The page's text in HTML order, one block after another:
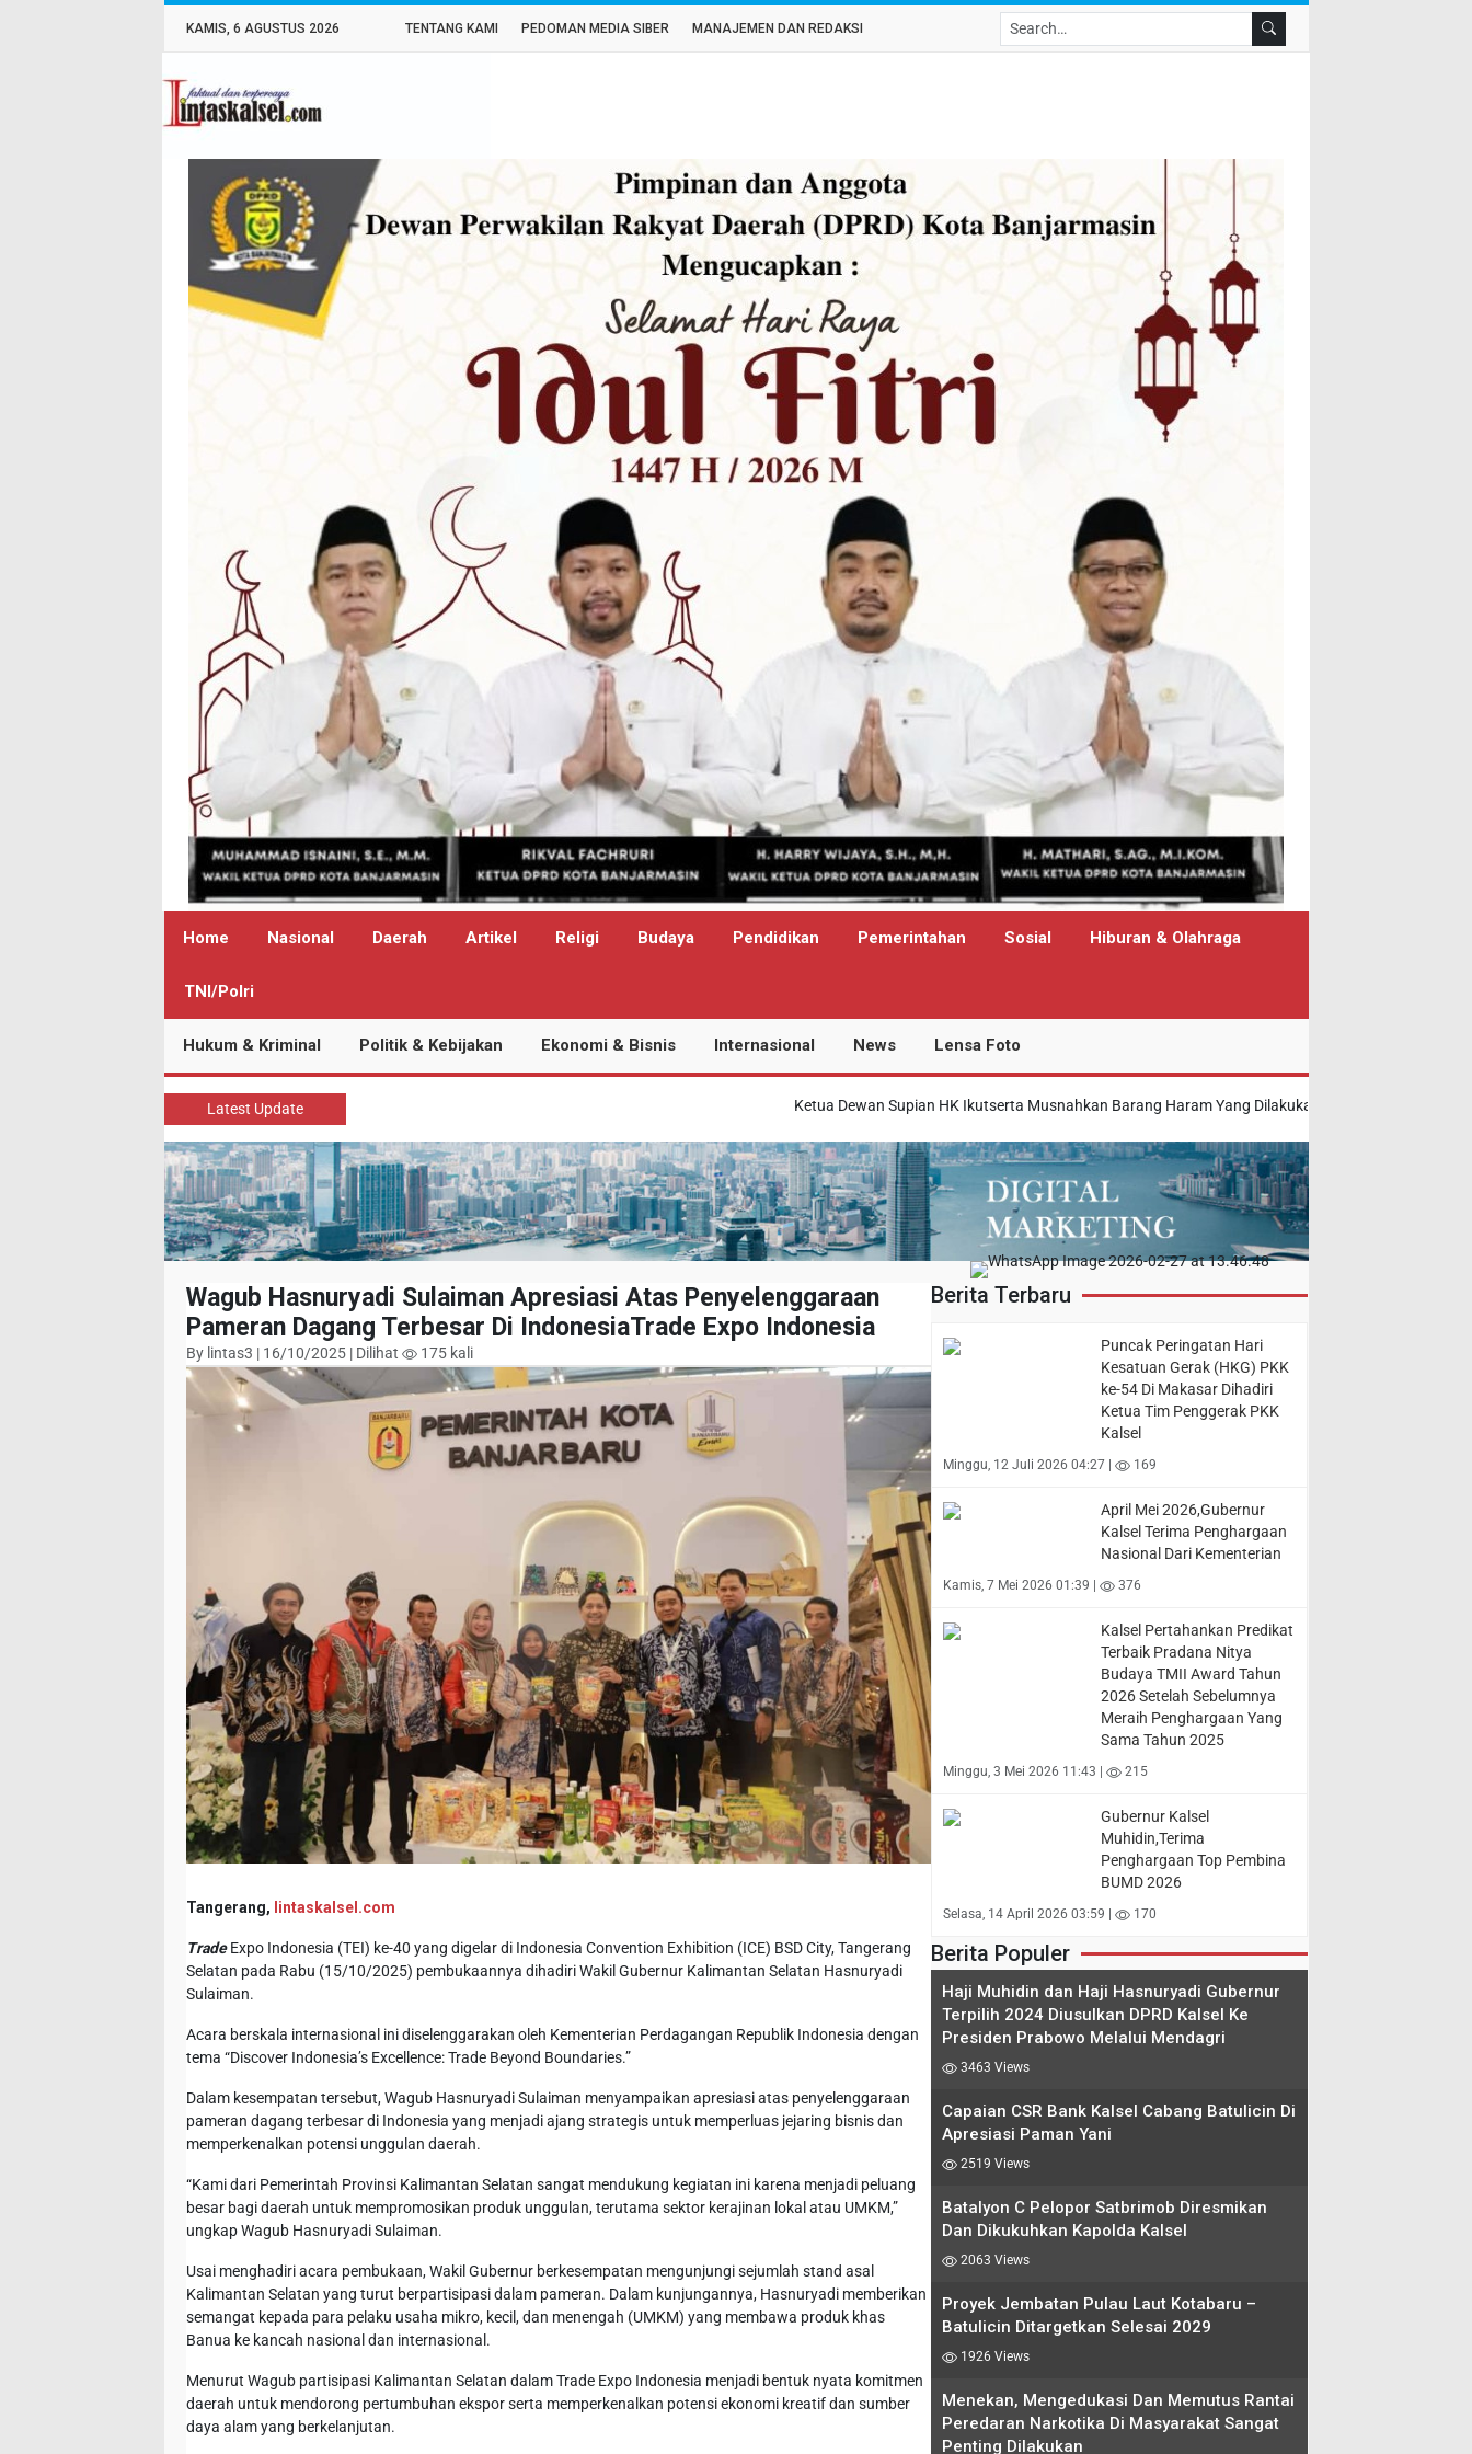
KAMIS, 6 AGUSTUS 2026 TENTANG KAMI PEDOMAN MEDIA SIBER MANAJEMEN DAN REDAKSI
Home Nasional Daerah Artikel Religi Budaya Pendidikan Pemerintahan Sosial Hiburan & Olahraga
TNI/Polri
Hukum & Kriminal Politik & Kebijakan Ekonomi & Bisnis Internasional News Lensa Foto
Latest Update Ketua Dewan Supian HK Ikutserta Musnahkan Barang Haram Yang Dilakukan Polda Kalsel
Wagub Hasnuryadi Sulaiman Apresiasi Atas Penyelenggaraan
Pameran Dagang Terbesar Di IndonesiaTrade Expo Indonesia
By lintas3 | 16/10/2025 | Dilihat 175 kali
Tangerang, lintaskalsel.com
TradeExpo Indonesia (TEI) ke-40 yang digelar di Indonesia Convention Exhibition (ICE) BSD City, Tangerang
Selatan pada Rabu (15/10/2025) pembukaannya dihadiri Wakil Gubernur Kalimantan Selatan Hasnuryadi
Sulaiman.
Acara berskala internasional ini diselenggarakan oleh Kementerian Perdagangan Republik Indonesia dengan
tema “Discover Indonesia’s Excellence: Trade Beyond Boundaries.”
Dalam kesempatan tersebut, Wagub Hasnuryadi Sulaiman menyampaikan apresiasi atas penyelenggaraan
pameran dagang terbesar di Indonesia yang menjadi ajang strategis untuk memperluas jejaring bisnis dan
memperkenalkan potensi unggulan daerah.
“Kami dari Pemerintah Provinsi Kalimantan Selatan sangat mendukung kegiatan ini karena menjadi peluang
besar bagi daerah untuk mempromosikan produk unggulan, terutama sektor kerajinan lokal atau UMKM,”
ungkap Wagub Hasnuryadi Sulaiman.
Usai menghadiri acara pembukaan, Wakil Gubernur berkesempatan mengunjungi sejumlah stand asal
Kalimantan Selatan yang turut berpartisipasi dalam pameran. Dalam kunjungannya, Hasnuryadi memberikan
semangat kepada para pelaku usaha mikro, kecil, dan menengah (UMKM) yang membawa produk khas
Banua ke kancah nasional dan internasional.
Menurut Wagub partisipasi Kalimantan Selatan dalam Trade Expo Indonesia menjadi bentuk nyata komitmen
daerah untuk mendorong pertumbuhan ekspor serta memperkenalkan potensi ekonomi kreatif dan sumber
daya alam yang berkelanjutan.
Berita Terbaru
Puncak Peringatan Hari
Kesatuan Gerak (HKG) PKK
ke-54 Di Makasar Dihadiri
Ketua Tim Penggerak PKK
Kalsel
Minggu, 12 Juli 2026 04:27 | 169
April Mei 2026,Gubernur
Kalsel Terima Penghargaan
Nasional Dari Kementerian
Kamis, 7 Mei 2026 01:39 | 376
Kalsel Pertahankan Predikat
Terbaik Pradana Nitya
Budaya TMII Award Tahun
2026 Setelah Sebelumnya
Meraih Penghargaan Yang
Sama Tahun 2025
Minggu, 3 Mei 2026 11:43 | 215
Gubernur Kalsel
Muhidin,Terima
Penghargaan Top Pembina
BUMD 2026
Selasa, 14 April 2026 03:59 | 170
Berita Populer
Haji Muhidin dan Haji Hasnuryadi Gubernur
Terpilih 2024 Diusulkan DPRD Kalsel Ke
Presiden Prabowo Melalui Mendagri
3463 Views
Capaian CSR Bank Kalsel Cabang Batulicin Di
Apresiasi Paman Yani
2519 Views
Batalyon C Pelopor Satbrimob Diresmikan
Dan Dikukuhkan Kapolda Kalsel
2063 Views
Proyek Jembatan Pulau Laut Kotabaru –
Batulicin Ditargetkan Selesai 2029
1926 Views
Menekan, Mengedukasi Dan Memutus Rantai
Peredaran Narkotika Di Masyarakat Sangat
Penting Dilakukan